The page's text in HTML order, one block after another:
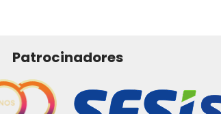
Patrocinadores